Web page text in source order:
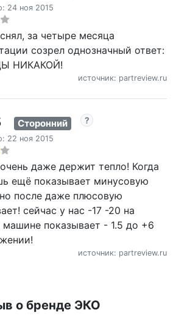
24 ноя 2015
за четыре месяца
созрел однозначный ответ:
НИКАКОЙ!
источник: partreview.ru
Сторонний
22 ноя 2015
даже держит тепло! Когда
ещё показывает минусовую
после даже плюсовую
сейчас у нас -17 -20 на
машине показывает - 1.5 до +6
источник: partreview.ru
о бренде ЭКО